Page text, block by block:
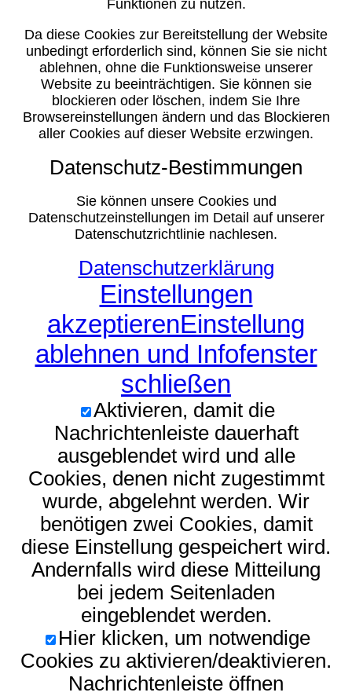
Funktionen zu nutzen.
Da diese Cookies zur Bereitstellung der Website
unbedingt erforderlich sind, können Sie sie nicht
ablehnen, ohne die Funktionsweise unserer
Website zu beeinträchtigen. Sie können sie
blockieren oder löschen, indem Sie Ihre
Browsereinstellungen ändern und das Blockieren
aller Cookies auf dieser Website erzwingen.
Datenschutz-Bestimmungen
Sie können unsere Cookies und
Datenschutzeinstellungen im Detail auf unserer
Datenschutzrichtlinie nachlesen.
Datenschutzerklärung
Einstellungen
akzeptierenEinstellung
ablehnen und Infofenster
schließen
Aktivieren, damit die
Nachrichtenleiste dauerhaft
ausgeblendet wird und alle
Cookies, denen nicht zugestimmt
wurde, abgelehnt werden. Wir
benötigen zwei Cookies, damit
diese Einstellung gespeichert wird.
Andernfalls wird diese Mitteilung
bei jedem Seitenladen
eingeblendet werden.
Hier klicken, um notwendige
Cookies zu aktivieren/deaktivieren.
Nachrichtenleiste öffnen